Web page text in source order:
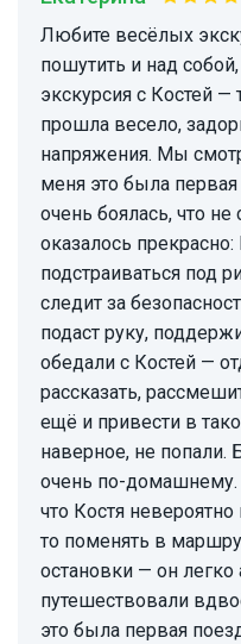
Любите весёлых экскурсоводов — тех, кто может
пошутить и над
экскурсия с Костей
прошла весело,
напряжения. Мы
меня это была первая
очень боялась, что
оказалось
подстраиваться под
следит за
подаст руку,
обедали с Костей —
рассказать,
ещё и привести в
наверное, не попали.
очень по-домашнему.
что Костя
то поменять в
остановки — он легко
путешествовали
это была первая